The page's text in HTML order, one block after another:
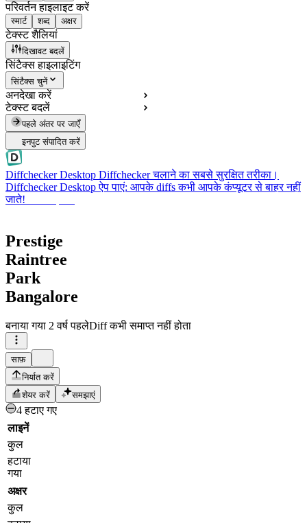
परिवर्तन हाइलाइट करें
स्मार्ट शब्द अक्षर
टेक्स्ट शैलियां
दिखावट बदलें
सिंटैक्स हाइलाइटिंग
सिंटैक्स चुनें
अनदेखा करें
टेक्स्ट बदलें
पहले अंतर पर जाएँ
इनपुट संपादित करें
Diffchecker Desktop Diffchecker चलाने का सबसे सुरक्षित तरीका।
Diffchecker Desktop ऐप पाएं: आपके diffs कभी आपके कंप्यूटर से बाहर नहीं
जाते!
Prestige
Raintree
Park
Bangalore
बनाया गया 2 वर्ष पहलेDiff कभी समाप्त नहीं होता
साफ़
निर्यात करें
शेयर करें
समझाएं
4 हटाए गए
लाइनें
कुल
हटाया
गया
अक्षर
कुल